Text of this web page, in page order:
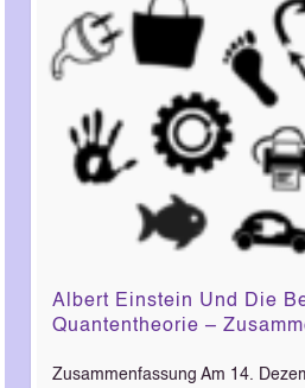
Albert Einstein Und Die
Quantentheorie –
Zusammenfassung Am 14.